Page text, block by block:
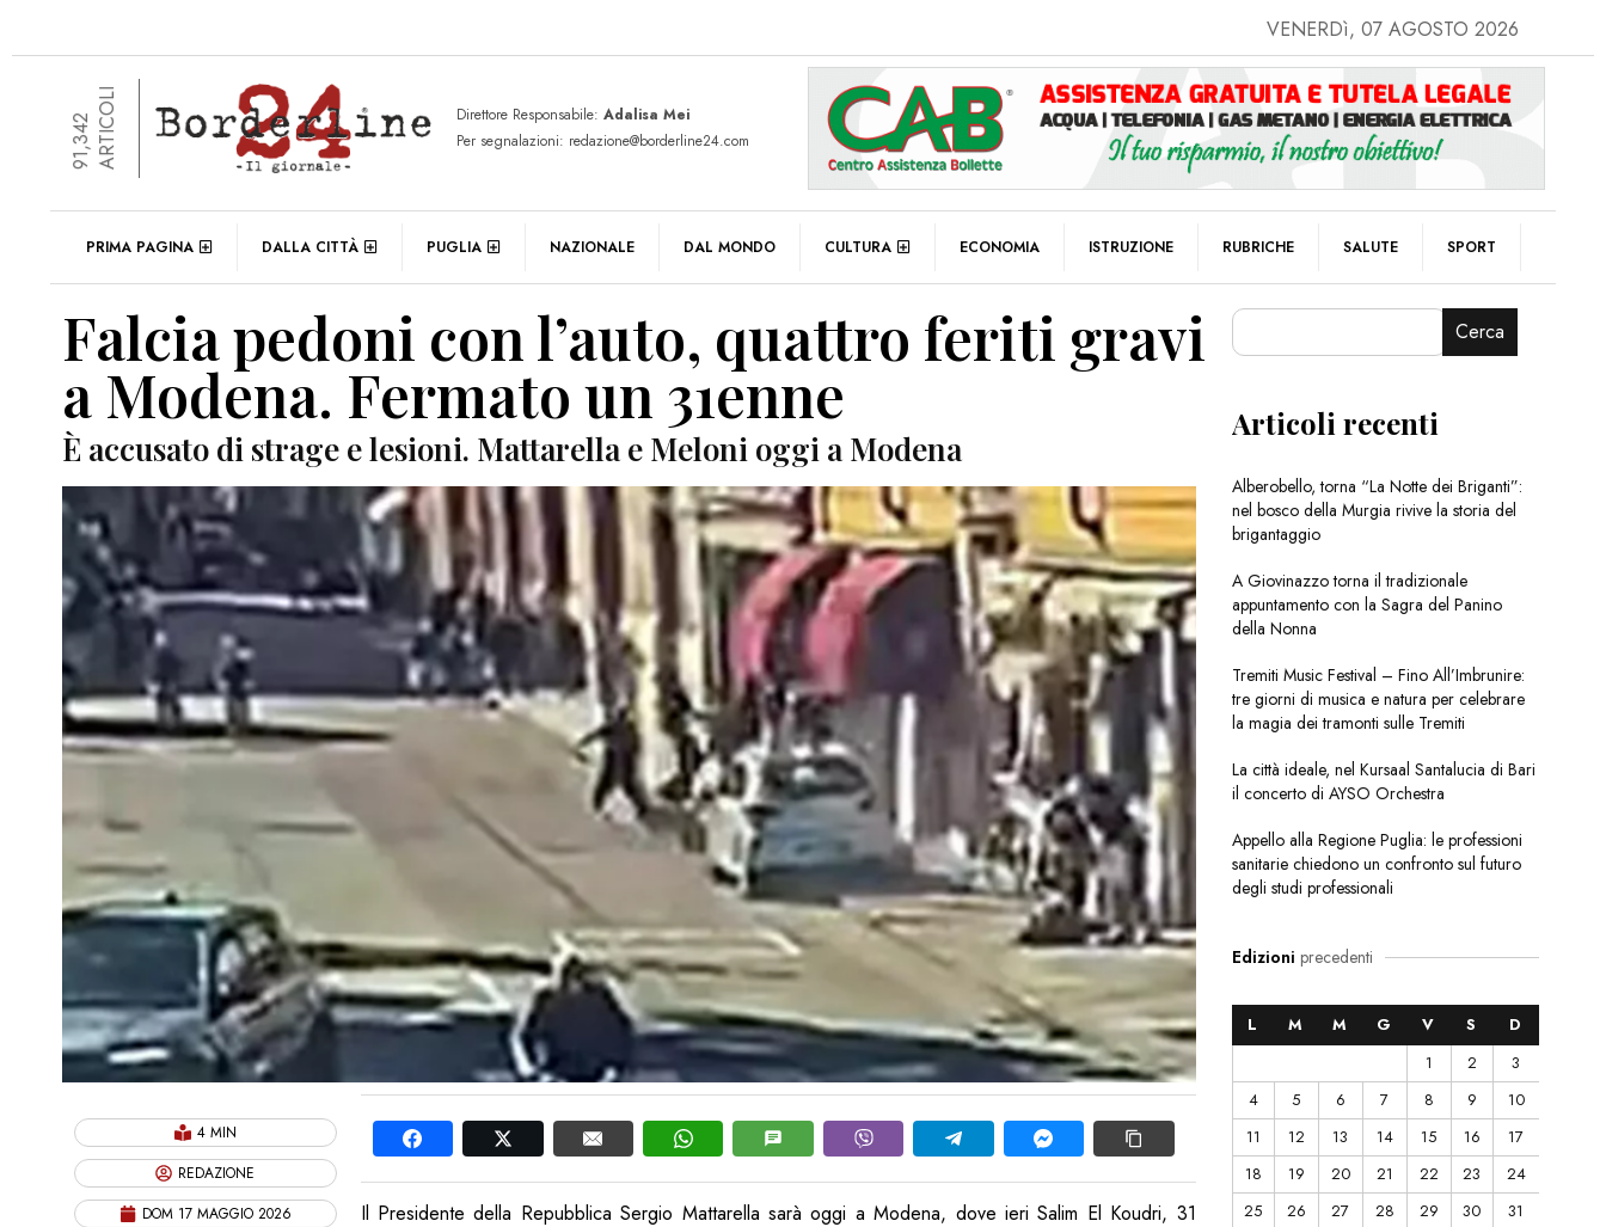
VENERDì, 07 AGOSTO 2026
91,342ARTICOLI Direttore Responsabile: Adalisa Mei
Per segnalazioni: redazione@borderline24.com
PRIMA PAGINA DALLA CITTÀ PUGLIA NAZIONALE DAL MONDO CULTURA ECONOMIA ISTRUZIONE RUBRICHE SALUTE SPORT
Falcia pedoni con l’auto, quattro feriti gravi
a Modena. Fermato un 31enne
È accusato di strage e lesioni. Mattarella e Meloni oggi a Modena
4 MIN
REDAZIONE
DOM 17 MAGGIO 2026
Il Presidente della Repubblica Sergio Mattarella sarà oggi a Modena, dove ieri Salim El Koudri, 31
Cerca
Articoli recenti
Alberobello, torna “La Notte dei Briganti”:
nel bosco della Murgia rivive la storia del
brigantaggio
A Giovinazzo torna il tradizionale
appuntamento con la Sagra del Panino
della Nonna
Tremiti Music Festival – Fino All’Imbrunire:
tre giorni di musica e natura per celebrare
la magia dei tramonti sulle Tremiti
La città ideale, nel Kursaal Santalucia di Bari
il concerto di AYSO Orchestra
Appello alla Regione Puglia: le professioni
sanitarie chiedono un confronto sul futuro
degli studi professionali
Edizioni precedenti
L M M G V S
D
1
2
3
4
5 6 7 8 9
10
11
12 13 14 15 16
17
18
19 20 21 22 23
24
25
26 27 28 29 30 31